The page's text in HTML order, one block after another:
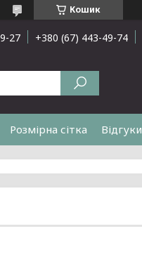
Кошик
27 +380 (67) 443-49-74
Розмірна сітка Відгуки